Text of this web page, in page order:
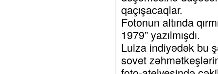
qaçışacaqlar.
Fotonun altında
1979” yazılmışdı.
Luiza indiyədək bu
sovet